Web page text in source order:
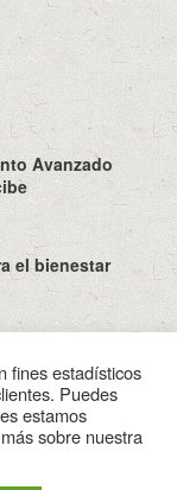
Avanzado
el bienestar
Legal
fines estadísticos
Puedes
estamos
sobre nuestra